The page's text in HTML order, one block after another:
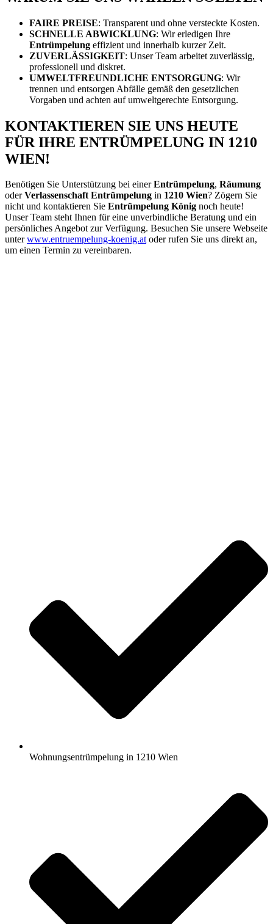
FAIRE PREISE: Transparent und ohne versteckte Kosten.
SCHNELLE ABWICKLUNG: Wir erledigen Ihre
Entrümpelung effizient und innerhalb kurzer Zeit.
ZUVERLÄSSIGKEIT: Unser Team arbeitet zuverlässig,
professionell und diskret.
UMWELTFREUNDLICHE ENTSORGUNG: Wir
trennen und entsorgen Abfälle gemäß den gesetzlichen
Vorgaben und achten auf umweltgerechte Entsorgung.
KONTAKTIEREN SIE UNS HEUTE
FÜR IHRE ENTRÜMPELUNG IN 1210
WIEN!
Benötigen Sie Unterstützung bei einerEntrümpelung, Räumung
oderVerlassenschaft Entrümpelung in 1210 Wien? Zögern Sie
nicht und kontaktieren Sie Entrümpelung König noch heute!
Unser Team steht Ihnen für eine unverbindliche Beratung und ein
persönliches Angebot zur Verfügung. Besuchen Sie unsere Webseite
unterwww.entruempelung-koenig.atoder rufen Sie uns direkt an,
um einen Termin zu vereinbaren.
Wohnungsentrümpelung in 1210 Wien